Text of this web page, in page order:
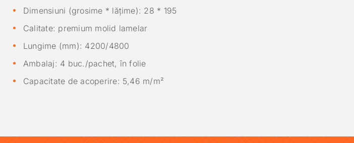
Dimensiuni (grosime * lățime): 28 * 195
Calitate: premium molid lamelar
Lungime (mm): 4200/4800
Ambalaj: 4 buc./pachet, în folie
Capacitate de acoperire: 5,46 m/m²